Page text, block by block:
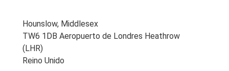
Hounslow, Middlesex
TW6 1DB Aeropuerto de Londres Heathrow
(LHR)
Reino Unido